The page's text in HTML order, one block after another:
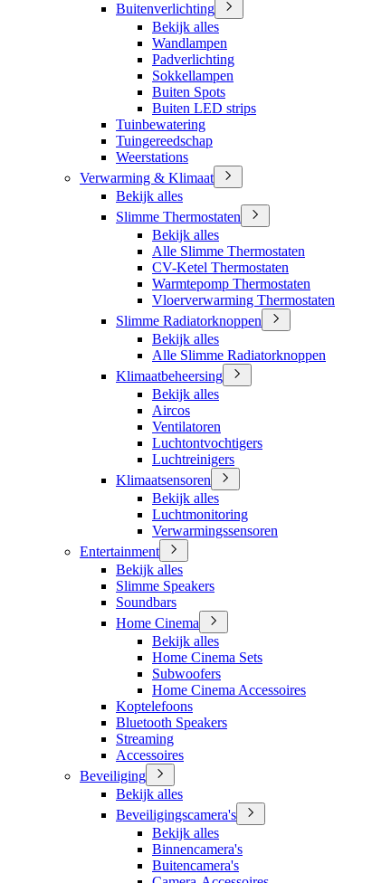
Buitenverlichting
Bekijk alles
Wandlampen
Padverlichting
Sokkellampen
Buiten Spots
Buiten LED strips
Tuinbewatering
Tuingereedschap
Weerstations
Verwarming & Klimaat
Bekijk alles
Slimme Thermostaten
Bekijk alles
Alle Slimme Thermostaten
CV-Ketel Thermostaten
Warmtepomp Thermostaten
Vloerverwarming Thermostaten
Slimme Radiatorknoppen
Bekijk alles
Alle Slimme Radiatorknoppen
Klimaatbeheersing
Bekijk alles
Aircos
Ventilatoren
Luchtontvochtigers
Luchtreinigers
Klimaatsensoren
Bekijk alles
Luchtmonitoring
Verwarmingssensoren
Entertainment
Bekijk alles
Slimme Speakers
Soundbars
Home Cinema
Bekijk alles
Home Cinema Sets
Subwoofers
Home Cinema Accessoires
Koptelefoons
Bluetooth Speakers
Streaming
Accessoires
Beveiliging
Bekijk alles
Beveiligingscamera's
Bekijk alles
Binnencamera's
Buitencamera's